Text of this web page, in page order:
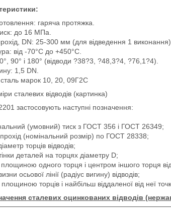
гаряча протяжка.
до 16 МПа.
DN: 25-300 мм (для відведення 1
від -70°С до +450°С.
90° і 180° (відводи ?38?3, ?48,3?4, ?76,1?4).
1,5 DN.
марок 10, 20, 09Г2С
застосовують наступні позначення:
(умовний) тиск з ГОСТ 356 і ГОСТ 26349;
(номінальний розмір) по ГОСТ 28338;
торців відводів;
деталей на торцях діаметру D;
одного торця і центром іншого торця
осьової лінії (радіус вигину) відводів;
торців і найбільш віддаленої від неї
сталевих оцинкованих відводів